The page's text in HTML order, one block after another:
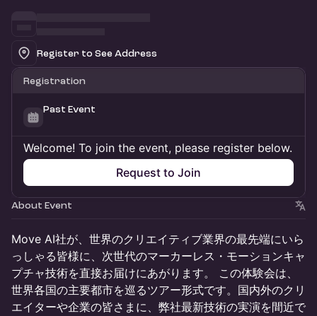
Register to See Address
Registration
Past Event
Welcome! To join the event, please register below.
Request to Join
About Event
Move AI社が、世界のクリエイティブ業界の最先端にいら
っしゃる皆様に、次世代のマーカーレス・モーションキャ
プチャ技術を直接お届けにあがります。 この体験会は、
世界各国の主要都市を巡るツアー形式です。国内外のクリ
エイターや企業の皆さまに、弊社最新技術の実演を間近で